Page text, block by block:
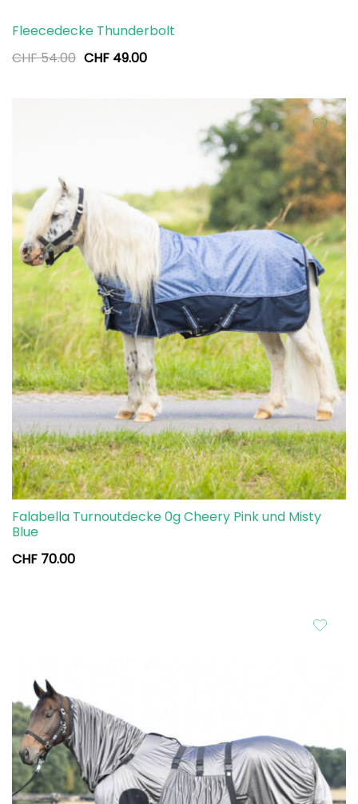
Fleecedecke Thunderbolt
CHF54.00 Ursprünglicher
CHF 49.00Aktueller
Falabella Turnoutdecke 0g Cheery Pink und Misty
Blue
CHF 70.00